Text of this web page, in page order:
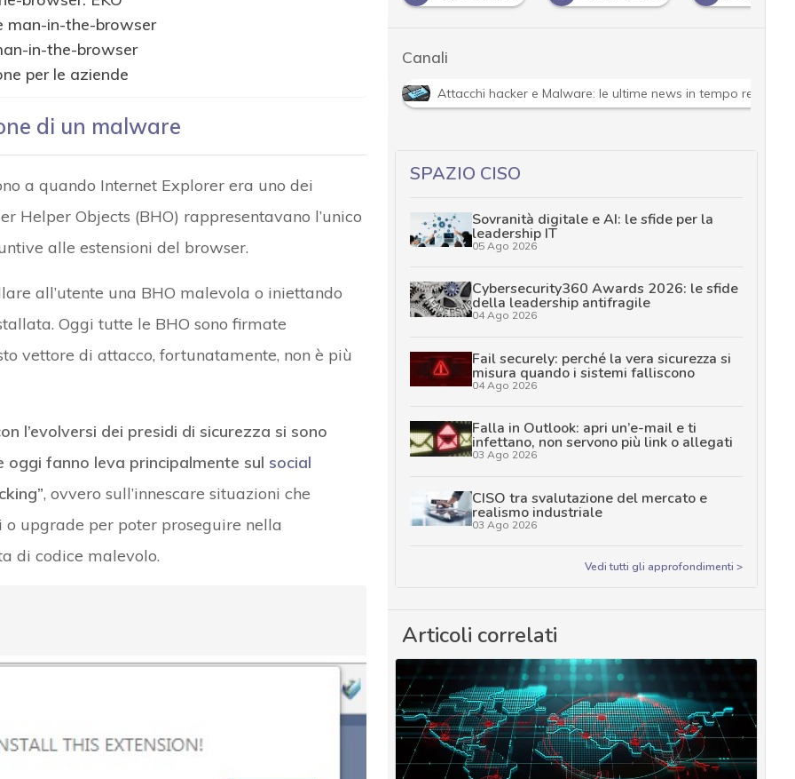
man-in-the-browser
in-the-browser
per le aziende
di un malware
a quando Internet Explorer era uno dei
Helper Objects (BHO) rappresentavano l’unico
alle estensioni del browser.
all’utente una BHO malevola o iniettando
Oggi tutte le BHO sono firmate
vettore di attacco, fortunatamente, non è più
l’evolversi dei presidi di sicurezza si sono
oggi fanno leva principalmente sul social
, ovvero sull’innescare situazioni che
o upgrade per poter proseguire nella
di codice malevolo.
Canali
Attacchi hacker e Malware: le ultime news in tempo reale e
SPAZIO CISO
Sovranità digitale e AI: le sfide per la
leadership IT
05 Ago 2026
Cybersecurity360 Awards 2026: le sfide
della leadership antifragile
04 Ago 2026
Fail securely: perché la vera sicurezza si
misura quando i sistemi falliscono
04 Ago 2026
Falla in Outlook: apri un’e-mail e ti
infettano, non servono più link o allegati
03 Ago 2026
CISO tra svalutazione del mercato e
realismo industriale
03 Ago 2026
Vedi tutti gli approfondimenti >
Articoli correlati